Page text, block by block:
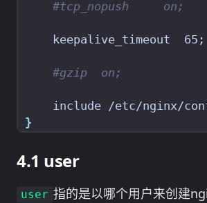
#tcp_nopush     on;
    keepalive_timeout  65
;
#gzip  on;
include /etc/nginx/
}
user
user 指的是以哪个用户来创建